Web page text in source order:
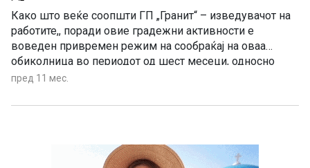
Како што веќе соопшти ГП „Гранит“ – изведувачот на
работите,, поради овие градежни активности е
воведен привремен режим на сообраќај на оваа
обиколница во периодот од шест месеци, односно
заклучно со јануари 2026 година.
пред 11 мес.